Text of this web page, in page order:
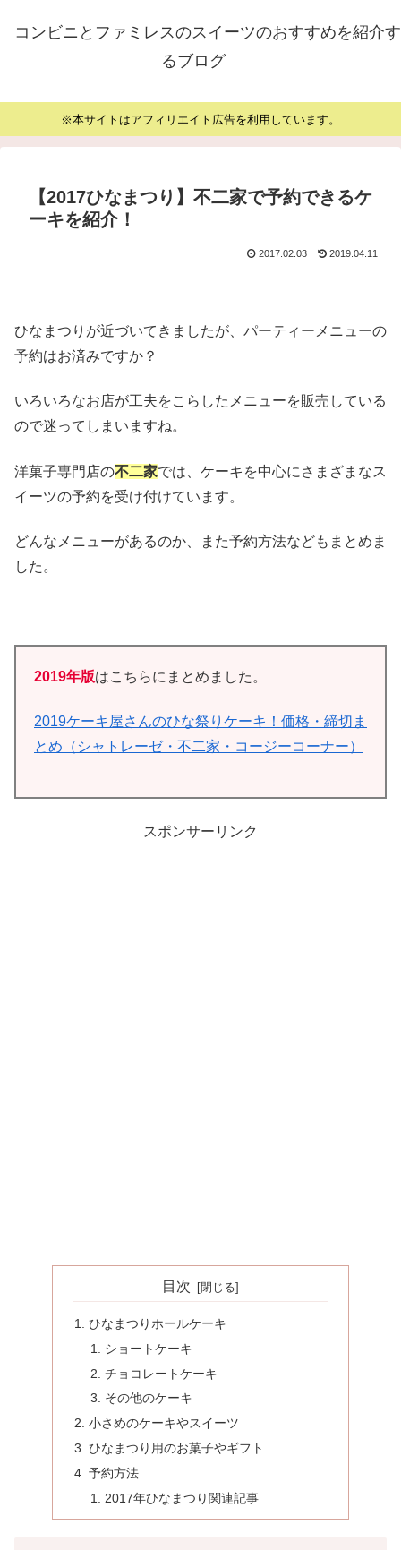
コンビニとファミレスのスイーツのおすすめを紹介す
るブログ
※本サイトはアフィリエイト広告を利用しています。
【2017ひなまつり】不二家で予約できるケ
ーキを紹介！
2017.02.03 2019.04.11
ひなまつりが近づいてきましたが、パーティーメニューの
予約はお済みですか？
いろいろなお店が工夫をこらしたメニューを販売している
ので迷ってしまいますね。
洋菓子専門店の不二家では、ケーキを中心にさまざまなス
イーツの予約を受け付けています。
どんなメニューがあるのか、また予約方法などもまとめま
した。
2019年版はこちらにまとめました。
2019ケーキ屋さんのひな祭りケーキ！価格・締切ま
とめ（シャトレーゼ・不二家・コージーコーナー）
スポンサーリンク
目次
ひなまつりホールケーキ
ショートケーキ
チョコレートケーキ
その他のケーキ
小さめのケーキやスイーツ
ひなまつり用のお菓子やギフト
予約方法
2017年ひなまつり関連記事